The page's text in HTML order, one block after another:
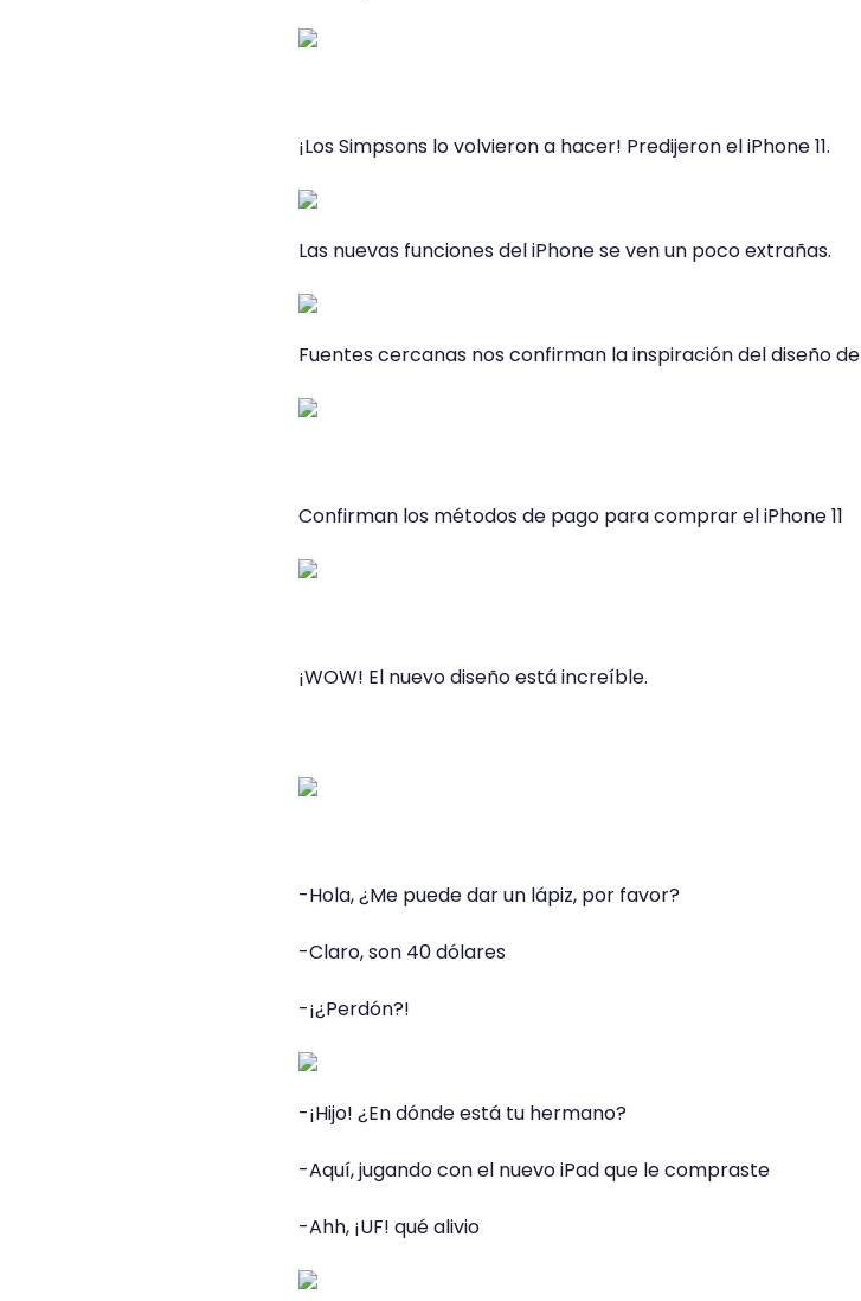
¡Los Simpsons lo volvieron a hacer! Predijeron el iPhone 11.
Las nuevas funciones del iPhone se ven un poco extrañas.
Fuentes cercanas nos confirman la inspiración del diseño
Confirman los métodos de pago para comprar el iPhone 11
¡WOW! El nuevo diseño está increíble.
-Hola, ¿Me puede dar un lápiz, por favor?
-Claro, son 40 dólares
-¡¿Perdón?!
-¡Hijo! ¿En dónde está tu hermano?
-Aquí, jugando con el nuevo iPad que le compraste
-Ahh, ¡UF! qué alivio